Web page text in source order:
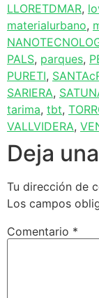
LLORETDMAR,
materialurbano,
PALS, parques,
PURETI,
SARIERA,
tarima, tbt,
VALLVIDERA,
Deja
Tu dirección de
Los campos
Comentario *